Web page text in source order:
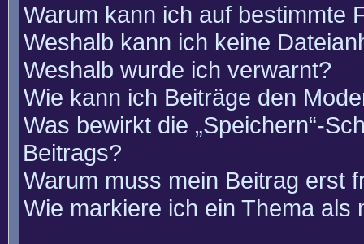
Warum kann ich auf bestimmte
Weshalb kann ich keine
Weshalb wurde ich verwarnt?
Wie kann ich Beiträge den
Was bewirkt die „Speichern“-
Beitrags?
Warum muss mein Beitrag erst
Wie markiere ich ein Thema als